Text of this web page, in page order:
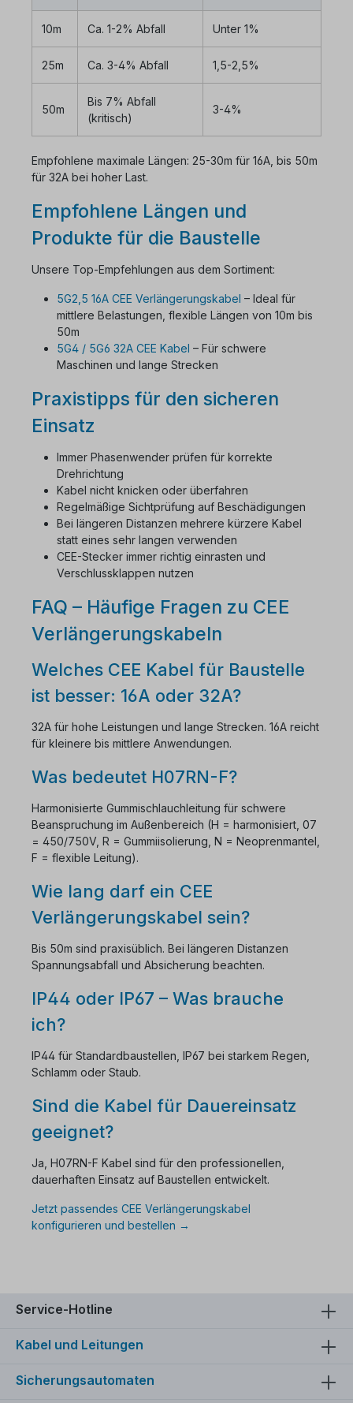
10m Ca. 1-2% Abfall Unter 1%
25m Ca. 3-4% Abfall 1,5-2,5%
50m
Bis 7% Abfall
(kritisch)
3-4%
Empfohlene maximale Längen: 25-30m für 16A, bis 50m
für 32A bei hoher Last.
Empfohlene Längen und
Produkte für die Baustelle
Unsere Top-Empfehlungen aus dem Sortiment:
5G2,5 16A CEE Verlängerungskabel – Ideal für
mittlere Belastungen, flexible Längen von 10m bis
50m
5G4 / 5G6 32A CEE Kabel – Für schwere
Maschinen und lange Strecken
Praxistipps für den sicheren
Einsatz
Immer Phasenwender prüfen für korrekte
Drehrichtung
Kabel nicht knicken oder überfahren
Regelmäßige Sichtprüfung auf Beschädigungen
Bei längeren Distanzen mehrere kürzere Kabel
statt eines sehr langen verwenden
CEE-Stecker immer richtig einrasten und
Verschlussklappen nutzen
FAQ – Häufige Fragen zu CEE
Verlängerungskabeln
Welches CEE Kabel für Baustelle
ist besser: 16A oder 32A?
32A für hohe Leistungen und lange Strecken. 16A reicht
für kleinere bis mittlere Anwendungen.
Was bedeutet H07RN-F?
Harmonisierte Gummischlauchleitung für schwere
Beanspruchung im Außenbereich (H = harmonisiert, 07
= 450/750V, R = Gummiisolierung, N = Neoprenmantel,
F = flexible Leitung).
Wie lang darf ein CEE
Verlängerungskabel sein?
Bis 50m sind praxisüblich. Bei längeren Distanzen
Spannungsabfall und Absicherung beachten.
IP44 oder IP67 – Was brauche
ich?
IP44 für Standardbaustellen, IP67 bei starkem Regen,
Schlamm oder Staub.
Sind die Kabel für Dauereinsatz
geeignet?
Ja, H07RN-F Kabel sind für den professionellen,
dauerhaften Einsatz auf Baustellen entwickelt.
Jetzt passendes CEE Verlängerungskabel
konfigurieren und bestellen →
Service-Hotline
Kabel und Leitungen
Sicherungsautomaten